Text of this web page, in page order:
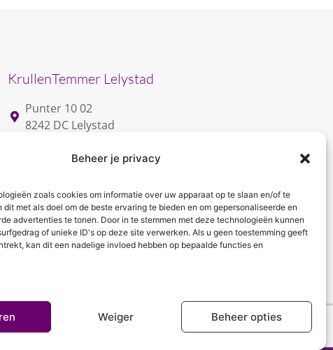
Beheer je privacy
zoals cookies om informatie over uw apparaat op te slaan en/of te
dit met als doel om de beste ervaring te bieden en om gepersonaliseerde en
advertenties te tonen. Door in te stemmen met deze technologieën kunnen
of unieke ID's op deze site verwerken. Als u geen toestemming geeft
kan dit een nadelige invloed hebben op bepaalde functies en
Weiger Beheer opties
KrullenTemmer Lelystad
Punter 10 02
8242 DC Lelystad
Openingstijden
Maandag 9.30 - 13.30 (Trainingen)
Dinsdag 9.00 - 18.00 (De KrullenHemel)
Woensdag 9.00 - 18.00 (Curly Diva)